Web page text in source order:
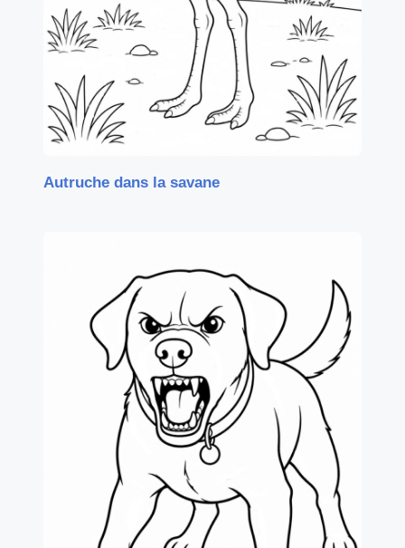
Autruche dans la savane